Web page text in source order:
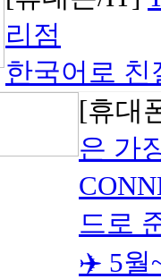
리점
한국어로 친
[휴대
은 가
드로
✈️ 5월